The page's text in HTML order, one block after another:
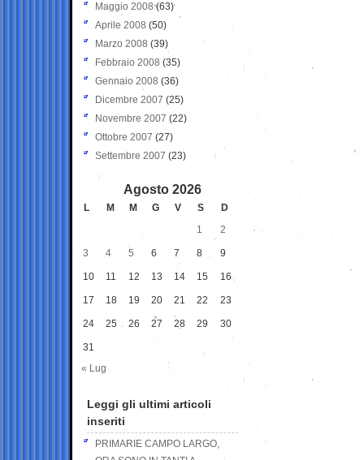
Maggio 2008(63)
Aprile 2008 (50)
Marzo 2008 (39)
Febbraio 2008 (35)
Gennaio 2008 (36)
Dicembre 2007 (25)
Novembre 2007 (22)
Ottobre 2007 (27)
Settembre 2007 (23)
Agosto 2026
L M M G V S
D
1
2
3 4 5 6 7 8 9
10 11 12 13 14 15 16
17 18 19 20 21 22 23
24 25 26 27 28 29 30
31
« Lug
Leggi gli ultimi articoli
inseriti
PRIMARIE CAMPO LARGO,